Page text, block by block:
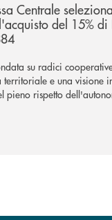
Centrale
del 15% di
su radici
territoriale e una visione
pieno rispetto
per la